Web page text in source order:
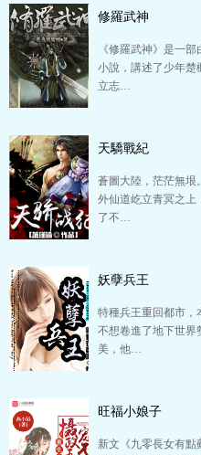
修羅武神
《修羅武神》是一
小說，講述了少年楚
立志…
天驕戰紀
蒼圖大陸，茫茫無垠
外仙道屹立青冥之上
了不…
妖孽兵王
特種兵王重回都市，
不想卷進了地下世界
美，他…
旺福小娘子
新文《九零長女有點